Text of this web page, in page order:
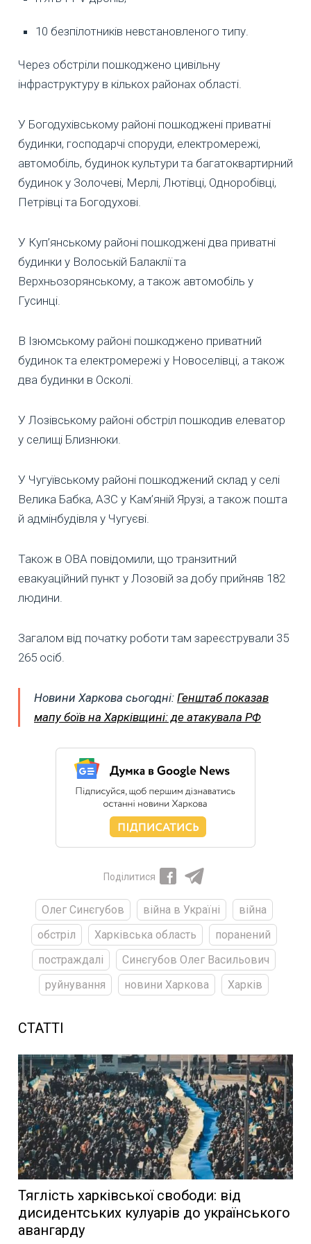
10 безпілотників невстановленого типу.
Через обстріли пошкоджено цивільну
інфраструктуру в кількох районах області.
У Богодухівському районі пошкоджені приватні
будинки, господарчі споруди, електромережі,
автомобіль, будинок культури та багатоквартирний
будинок у Золочеві, Мерлі, Лютівці, Одноробівці,
Петрівці та Богодухові.
У Куп’янському районі пошкоджені два приватні
будинки у Волоській Балаклії та
Верхньозорянському, а також автомобіль у
Гусинці.
В Ізюмському районі пошкоджено приватний
будинок та електромережі у Новоселівці, а також
два будинки в Осколі.
У Лозівському районі обстріл пошкодив елеватор
у селищі Близнюки.
У Чугуївському районі пошкоджений склад у селі
Велика Бабка, АЗС у Кам’яній Ярузі, а також пошта
й адмінбудівля у Чугуєві.
Також в ОВА повідомили, що транзитний
евакуаційний пункт у Лозовій за добу прийняв 182
людини.
Загалом від початку роботи там зареєстрували 35
265 осіб.
Новини Харкова сьогодні: Генштаб показав
мапу боїв на Харківщині: де атакувала РФ
Поділитися
Олег Синєгубов війна в Україні
війна
обстріл
Харківська область
поранений
постраждалі
Синєгубов Олег Васильович
руйнування
новини Харкова Харків
СТАТТІ
Тяглість харківської свободи: від
дисидентських кулуарів до українського
авангарду